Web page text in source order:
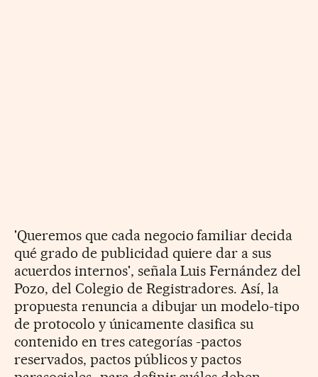
'Queremos que cada negocio familiar decida
qué grado de publicidad quiere dar a sus
acuerdos internos', señala Luis Fernández del
Pozo, del Colegio de Registradores. Así, la
propuesta renuncia a dibujar un modelo-tipo
de protocolo y únicamente clasifica su
contenido en tres categorías -pactos
reservados, pactos públicos y pactos